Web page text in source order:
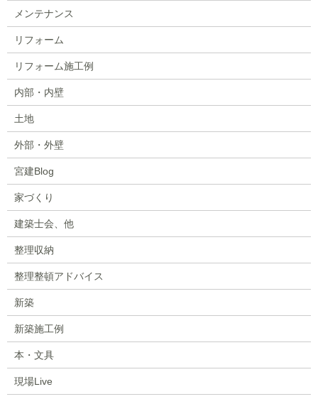
メンテナンス
リフォーム
リフォーム施工例
内部・内壁
土地
外部・外壁
宮建Blog
家づくり
建築士会、他
整理収納
整理整頓アドバイス
新築
新築施工例
本・文具
現場Live